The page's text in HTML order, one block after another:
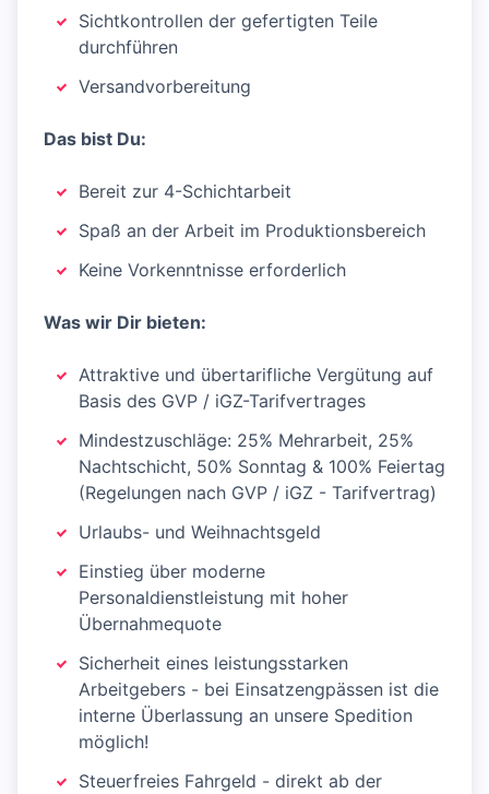
Sichtkontrollen der gefertigten Teile
durchführen
Versandvorbereitung
Das bist Du:
Bereit zur 4-Schichtarbeit
Spaß an der Arbeit im Produktionsbereich
Keine Vorkenntnisse erforderlich
Was wir Dir bieten:
Attraktive und übertarifliche Vergütung auf
Basis des GVP / iGZ-Tarifvertrages
Mindestzuschläge: 25% Mehrarbeit, 25%
Nachtschicht, 50% Sonntag & 100% Feiertag
(Regelungen nach GVP / iGZ - Tarifvertrag)
Urlaubs- und Weihnachtsgeld
Einstieg über moderne
Personaldienstleistung mit hoher
Übernahmequote
Sicherheit eines leistungsstarken
Arbeitgebers - bei Einsatzengpässen ist die
interne Überlassung an unsere Spedition
möglich!
Steuerfreies Fahrgeld - direkt ab der